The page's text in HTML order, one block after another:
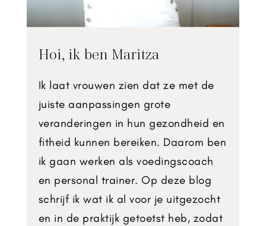
Hoi, ik ben Maritza
Ik laat vrouwen zien dat ze met de
juiste aanpassingen grote
veranderingen in hun gezondheid en
fitheid kunnen bereiken. Daarom ben
ik gaan werken als voedingscoach
en personal trainer. Op deze blog
schrijf ik wat ik al voor je uitgezocht
en in de praktijk getoetst heb, zodat